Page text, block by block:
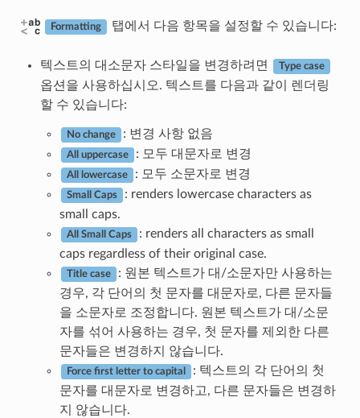
Formatting 탭에서 다음 항목을 설정할 수 있습니다:
텍스트의 대소문자 스타일을 변경하려면 Type case
옵션을 사용하십시오. 텍스트를 다음과 같이 렌더링
할 수 있습니다:
No change : 변경 사항 없음
All uppercase : 모두 대문자로 변경
All lowercase : 모두 소문자로 변경
Small Caps
: renders lowercase characters as
small caps.
All Small Caps
: renders all characters as small
caps regardless of their original case.
Title case
: 원본 텍스트가 대/소문자만 사용하는
경우, 각 단어의 첫 문자를 대문자로, 다른 문자들
을 소문자로 조정합니다. 원본 텍스트가 대/소문
자를 섞어 사용하는 경우, 첫 문자를 제외한 다른
문자들은 변경하지 않습니다.
Force first letter to capital
: 텍스트의 각 단어의 첫
문자를 대문자로 변경하고, 다른 문자들은 변경하
지 않습니다.